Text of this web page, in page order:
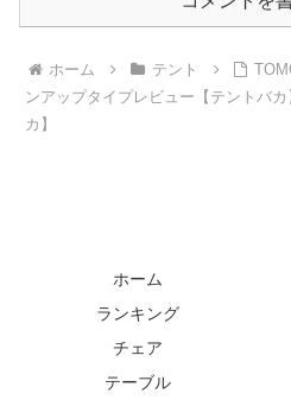
ホーム テント
ンアップタイプレビュー【テントバ
カ】
ホーム
ランキング
チェア
テーブル